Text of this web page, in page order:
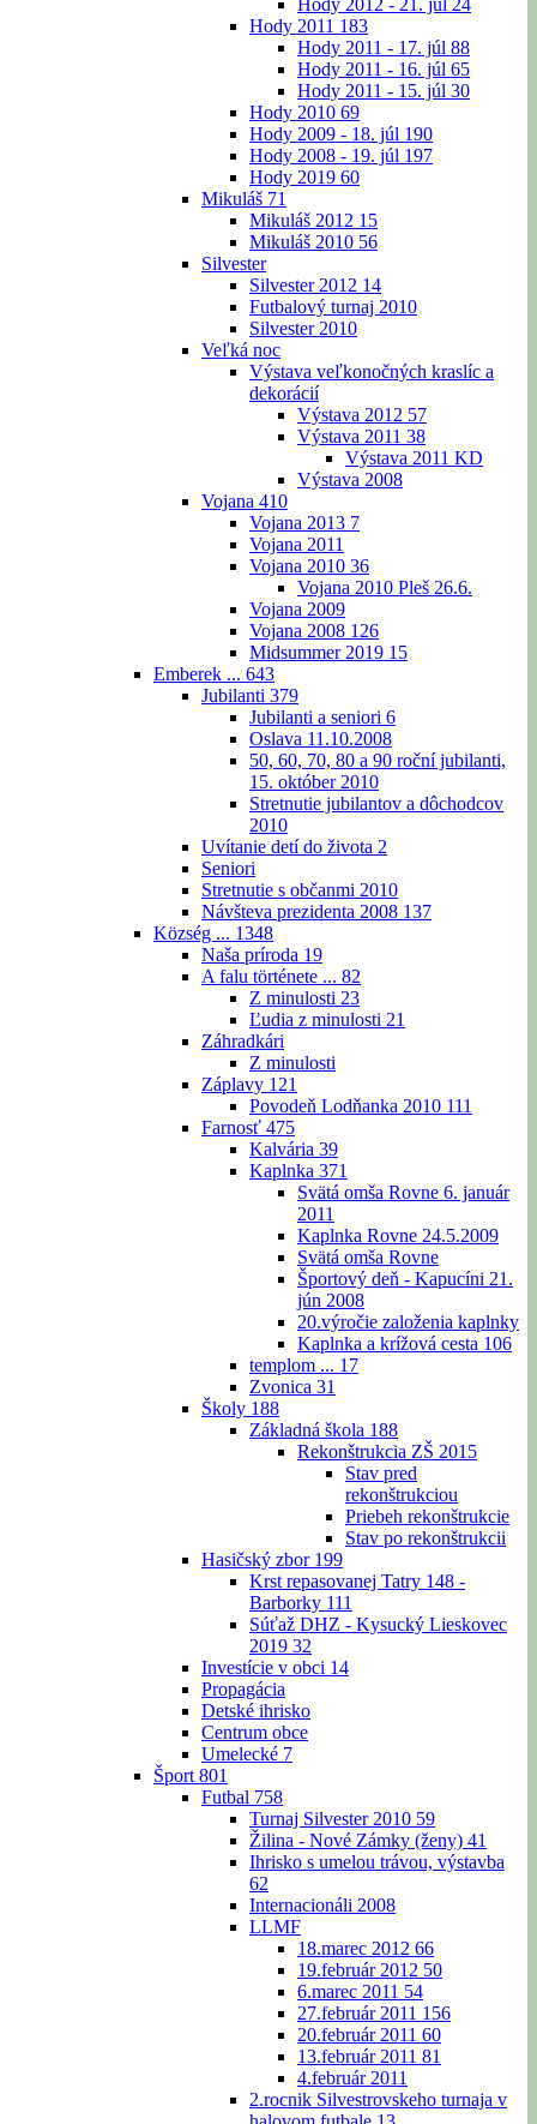
Hody 2012 - 21. júl 24
Hody 2011 183
Hody 2011 - 17. júl 88
Hody 2011 - 16. júl 65
Hody 2011 - 15. júl 30
Hody 2010 69
Hody 2009 - 18. júl 190
Hody 2008 - 19. júl 197
Hody 2019 60
Mikuláš 71
Mikuláš 2012 15
Mikuláš 2010 56
Silvester
Silvester 2012 14
Futbalový turnaj 2010
Silvester 2010
Veľká noc
Výstava veľkonočných kraslíc a
dekorácií
Výstava 2012 57
Výstava 2011 38
Výstava 2011 KD
Výstava 2008
Vojana 410
Vojana 2013 7
Vojana 2011
Vojana 2010 36
Vojana 2010 Pleš 26.6.
Vojana 2009
Vojana 2008 126
Midsummer 2019 15
Emberek ... 643
Jubilanti 379
Jubilanti a seniori 6
Oslava 11.10.2008
50, 60, 70, 80 a 90 roční jubilanti,
15. október 2010
Stretnutie jubilantov a dôchodcov
2010
Uvítanie detí do života 2
Seniori
Stretnutie s občanmi 2010
Návšteva prezidenta 2008 137
Község ... 1348
Naša príroda 19
A falu története ... 82
Z minulosti 23
Ľudia z minulosti 21
Záhradkári
Z minulosti
Záplavy 121
Povodeň Lodňanka 2010 111
Farnosť 475
Kalvária 39
Kaplnka 371
Svätá omša Rovne 6. január
2011
Kaplnka Rovne 24.5.2009
Svätá omša Rovne
Športový deň - Kapucíni 21.
jún 2008
20.výročie založenia kaplnky
Kaplnka a krížová cesta 106
templom ... 17
Zvonica 31
Školy 188
Základná škola 188
Rekonštrukcia ZŠ 2015
Stav pred
rekonštrukciou
Priebeh rekonštrukcie
Stav po rekonštrukcii
Hasičský zbor 199
Krst repasovanej Tatry 148 -
Barborky 111
Súťaž DHZ - Kysucký Lieskovec
2019 32
Investície v obci 14
Propagácia
Detské ihrisko
Centrum obce
Umelecké 7
Šport 801
Futbal 758
Turnaj Silvester 2010 59
Žilina - Nové Zámky (ženy) 41
Ihrisko s umelou trávou, výstavba
62
Internacionáli 2008
LLMF
18.marec 2012 66
19.február 2012 50
6.marec 2011 54
27.február 2011 156
20.február 2011 60
13.február 2011 81
4.február 2011
2.rocnik Silvestrovskeho turnaja v